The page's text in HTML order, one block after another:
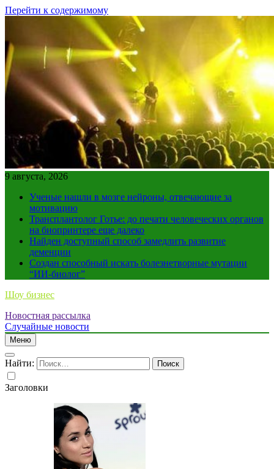
Перейти к содержимому
9 августа, 2026
Ученые нашли в мозге нейроны, отвечающие за
мотивацию
Трансплантолог Готье: до печати человеческих органов
на биопринтере еще далеко
Найден доступный способ замедлить развитие
деменции
Создан способный искать болезнетворные мутации
“ИИ-биолог”
Шоу бизнес
Новостная рассылка
Случайные новости
Меню
Найти:
Заголовки